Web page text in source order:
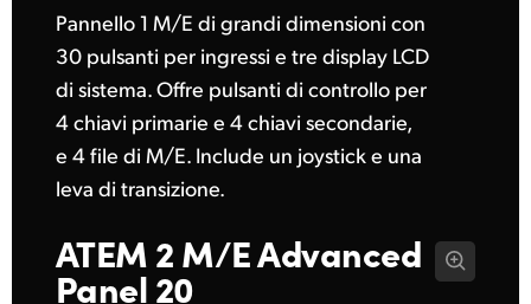
Pannello 1 M/E di grandi dimensioni con
30 pulsanti per ingressi e tre display LCD
di sistema. Offre pulsanti di controllo per
4 chiavi primarie e 4 chiavi secondarie,
e 4 file di M/E. Include un joystick e una
leva di transizione.
ATEM 2 M/EAdvanced
Panel 20